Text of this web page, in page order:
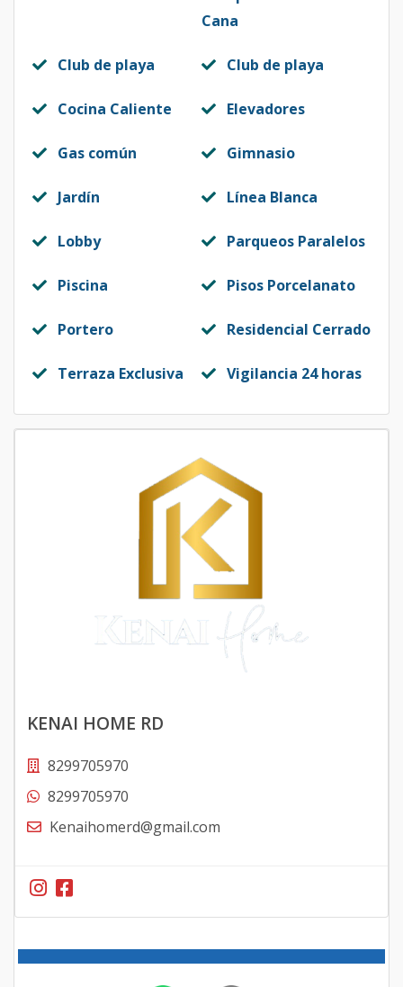
Cana
Club de playa Club de playa
Cocina Caliente Elevadores
Gas común Gimnasio
Jardín Línea Blanca
Lobby Parqueos Paralelos
Piscina Pisos Porcelanato
Portero Residencial Cerrado
Terraza Exclusiva Vigilancia 24 horas
KENAI HOME RD
8299705970
8299705970
Kenaihomerd@gmail.com